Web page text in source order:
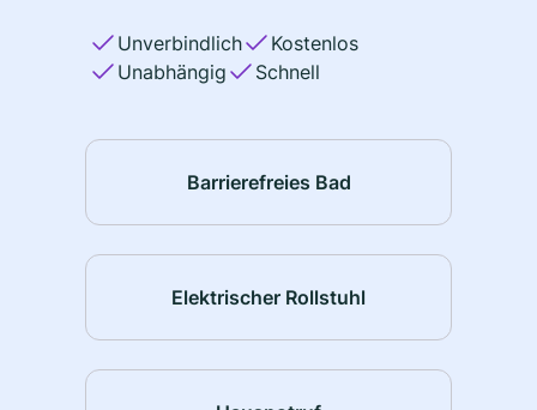
Unverbindlich
Kostenlos
Unabhängig
Schnell
Barrierefreies Bad
Elektrischer Rollstuhl